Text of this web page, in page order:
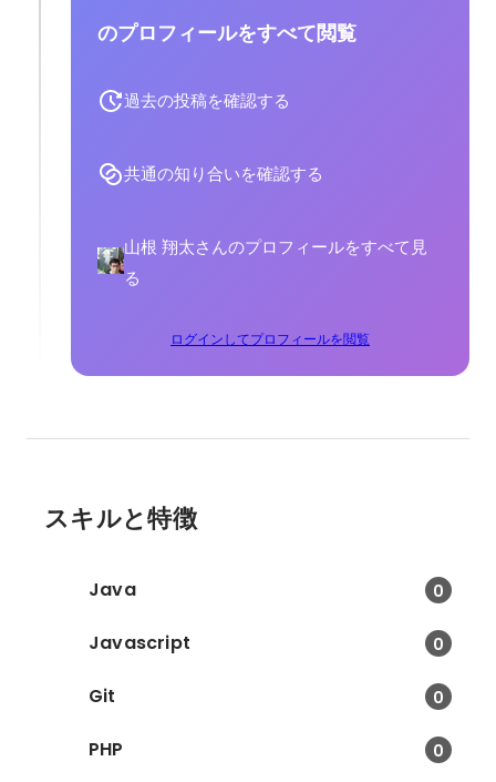
のプロフィールをすべて閲覧
過去の投稿を確認する
共通の知り合いを確認する
山根 翔太さんのプロフィールをすべて見
る
ログインしてプロフィールを閲覧
スキルと特徴
Java 0
Javascript 0
Git 0
PHP 0